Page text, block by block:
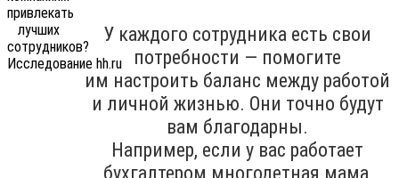
У каждого сотрудника есть свои
потребности — помогите
им настроить баланс между работой
и личной жизнью. Они точно будут
вам благодарны.
Например, если у вас работает
бухгалтером многодетная мама,